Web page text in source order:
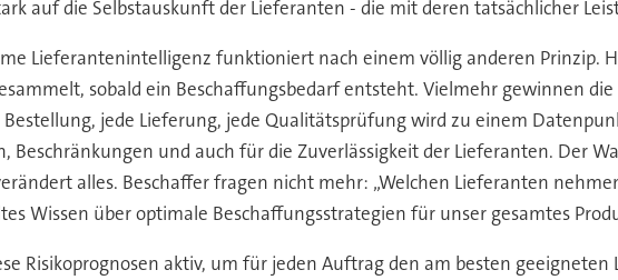
auf die Selbstauskunft der Lieferanten - die mit deren tatsächlicher
Lieferantenintelligenz funktioniert nach einem völlig anderen Prinzip.
sobald ein Beschaffungsbedarf entsteht. Vielmehr gewinnen
Bestellung, jede Lieferung, jede Qualitätsprüfung wird zu einem
Beschränkungen und auch für die Zuverlässigkeit der Lieferanten. Der
alles. Beschaffer fragen nicht mehr: „Welchen Lieferanten
Wissen über optimale Beschaffungsstrategien für unser gesamtes
Risikoprognosen aktiv, um für jeden Auftrag den am besten